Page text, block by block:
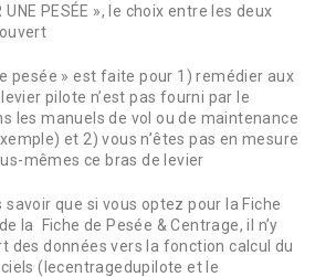
UNE PESÉE », le choix entre les deux
pesée » est faite pour 1) remédier aux
pilote n’est pas fourni par le
les manuels de vol ou de maintenance
et 2) vous n’êtes pas en mesure
mêmes ce bras de levier
savoir que si vous optez pour la Fiche
la Fiche de Pesée & Centrage, il n’y
des données vers la fonction calcul du
(lecentragedupilote et le